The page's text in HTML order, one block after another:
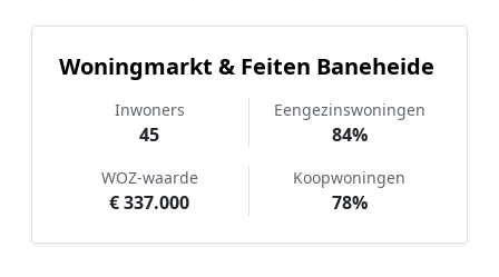
Woningmarkt & Feiten Baneheide
Inwoners
45
Eengezinswoningen
84%
WOZ-waarde
€ 337.000
Koopwoningen
78%